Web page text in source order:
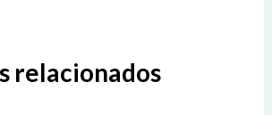
relacionados